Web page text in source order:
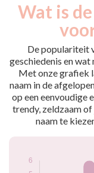
Wat is
De populariteit
geschiedenis en wat
Met onze grafiek
naam in de
op een eenvoudige
trendy, zeldzaam
naam te
Popularité du
prénom Hélios par
année
Année
Nouveaux-
nés
2024
6